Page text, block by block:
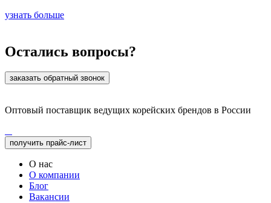
узнать больше
Остались вопросы?
заказать обратный звонок
Оптовый поставщик ведущих корейских брендов в России
получить прайс-лист
О нас
О компании
Блог
Вакансии